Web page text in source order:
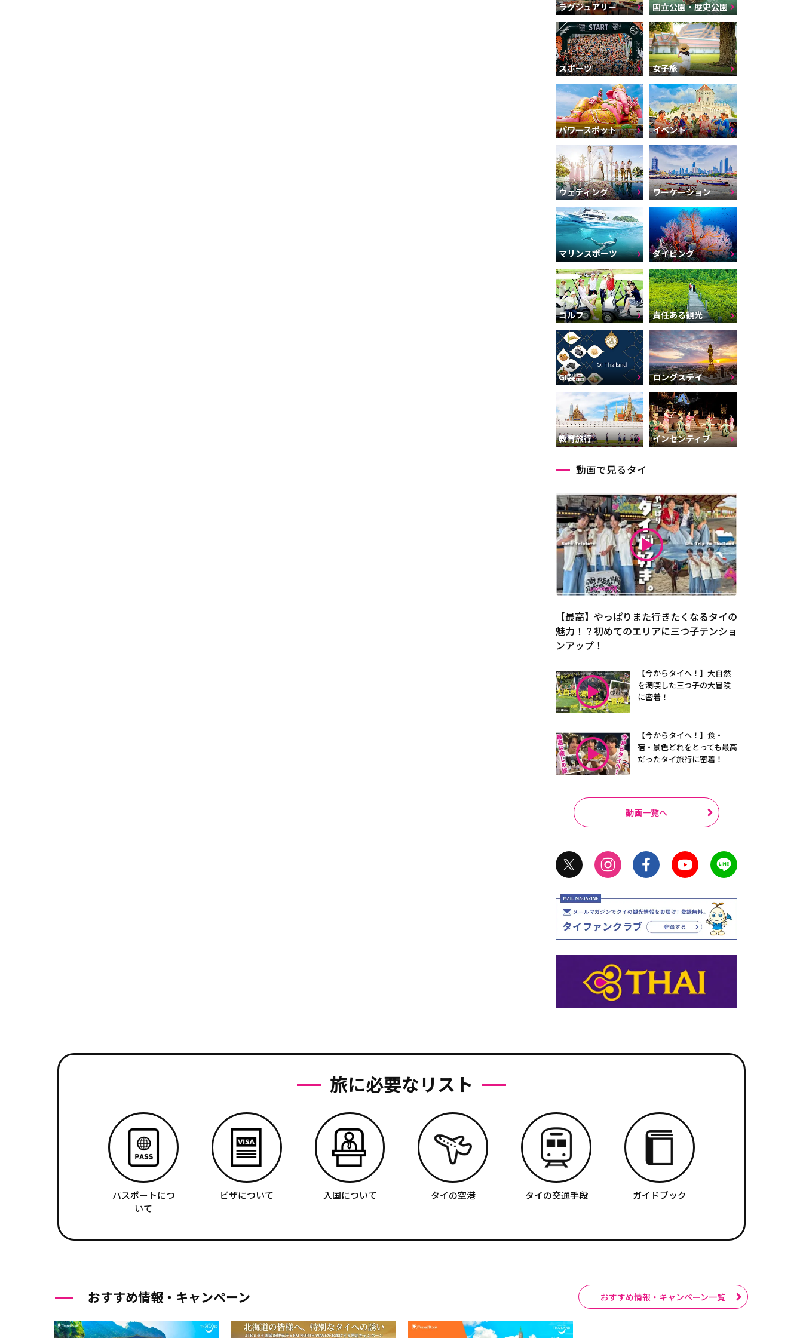
ラグジュアリー 国立公園・歴史公園
スポーツ 女子旅
パワースポット イベント
ウェディング ワーケーション
マリンスポーツ ダイビング
ゴルフ 責任ある観光
GI製品 ロングステイ
教育旅行 インセンティブ
動画で見るタイ
【最高】やっぱりまた行きたくなるタイの
魅力！？初めてのエリアに三つ子テンショ
ンアップ！
【今からタイへ！】大自然
を満喫した三つ子の大冒険
に密着！
【今からタイへ！】食・
宿・景色どれをとっても最高
だったタイ旅行に密着！
動画一覧へ
旅に必要なリスト
パスポートにつ
いて
ビザについて 入国について タイの空港 タイの交通手段 ガイドブック
おすすめ情報・キャンペーン おすすめ情報・キャンペーン一覧